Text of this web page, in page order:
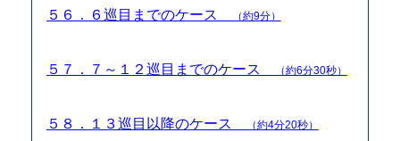
５６．６巡目までのケース （約9分）
５７．７～１２巡目までのケース （約6分30秒）
５８．１３巡目以降のケース （約4分20秒）